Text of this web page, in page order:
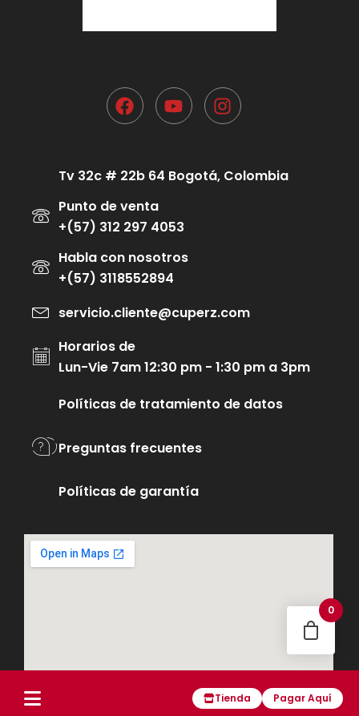
Tienda Pagar Aquí
Tv 32c # 22b 64 Bogotá, Colombia
Punto de venta
+(57) 312 297 4053
Habla con nosotros
+(57) 3118552894
servicio.cliente@cuperz.com
Horarios de
Lun-Vie 7am 12:30 pm - 1:30 pm a 3pm
Políticas de tratamiento de datos
Preguntas frecuentes
Políticas de garantía
0